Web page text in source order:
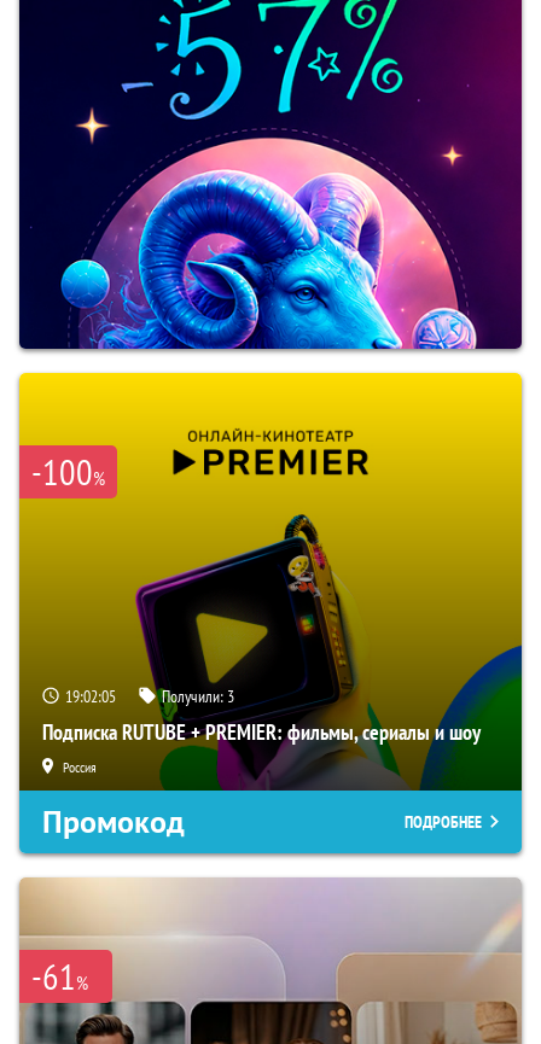
-100%
19:02:04 Получили: 3
Подписка RUTUBE + PREMIER: фильмы, сериалы и шоу
Россия
Промокод ПОДРОБНЕЕ
-61%